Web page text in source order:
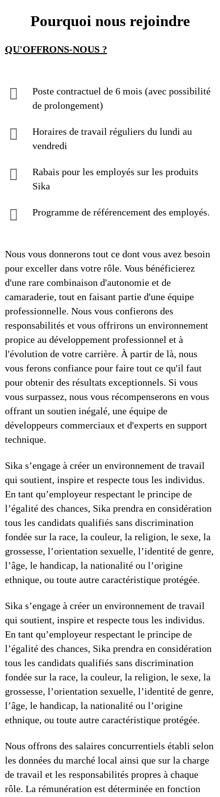
Pourquoi nous rejoindre
QU'OFFRONS-NOUS ?
Poste contractuel de 6 mois (avec possibilité
de prolongement)
Horaires de travail réguliers du lundi au
vendredi
Rabais pour les employés sur les produits
Sika
Programme de référencement des employés.
Nous vous donnerons tout ce dont vous avez besoin
pour exceller dans votre rôle. Vous bénéficierez
d'une rare combinaison d'autonomie et de
camaraderie, tout en faisant partie d'une équipe
professionnelle. Nous vous confierons des
responsabilités et vous offrirons un environnement
propice au développement professionnel et à
l'évolution de votre carrière. À partir de là, nous
vous ferons confiance pour faire tout ce qu'il faut
pour obtenir des résultats exceptionnels. Si vous
vous surpassez, nous vous récompenserons en vous
offrant un soutien inégalé, une équipe de
développeurs commerciaux et d'experts en support
technique.
Sika s’engage à créer un environnement de travail
qui soutient, inspire et respecte tous les individus.
En tant qu’employeur respectant le principe de
l’égalité des chances, Sika prendra en considération
tous les candidats qualifiés sans discrimination
fondée sur la race, la couleur, la religion, le sexe, la
grossesse, l’orientation sexuelle, l’identité de genre,
l’âge, le handicap, la nationalité ou l’origine
ethnique, ou toute autre caractéristique protégée.
Sika s’engage à créer un environnement de travail
qui soutient, inspire et respecte tous les individus.
En tant qu’employeur respectant le principe de
l’égalité des chances, Sika prendra en considération
tous les candidats qualifiés sans discrimination
fondée sur la race, la couleur, la religion, le sexe, la
grossesse, l’orientation sexuelle, l’identité de genre,
l’âge, le handicap, la nationalité ou l’origine
ethnique, ou toute autre caractéristique protégée.
Nous offrons des salaires concurrentiels établi selon
les données du marché local ainsi que sur la charge
de travail et les responsabilités propres à chaque
rôle. La rémunération est déterminée en fonction